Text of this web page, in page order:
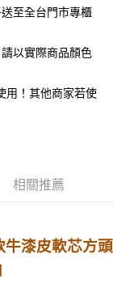
至全台門市專櫃
以實際商品顏色
用！其他商家若使
相關推薦
漆皮軟芯方頭